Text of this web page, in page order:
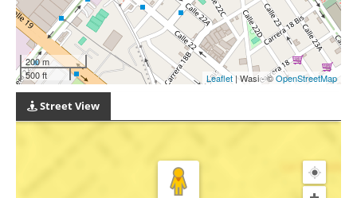
200 m
500 ft
Leaflet| Wasi - ©OpenStreetMap
Street View